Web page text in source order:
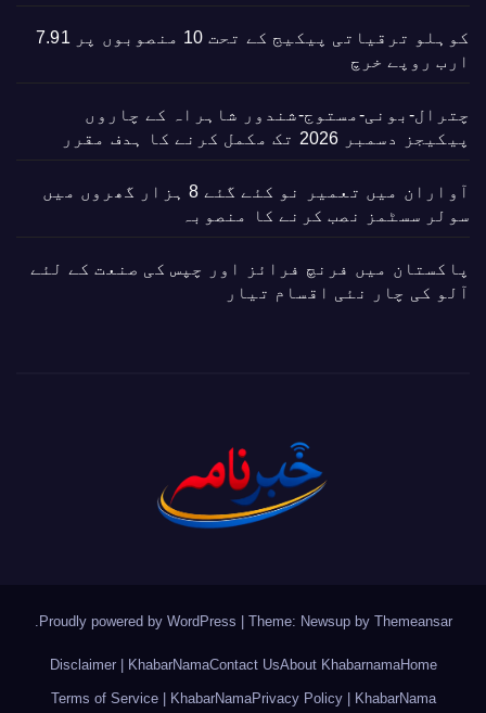
کوہلو ترقیاتی پیکیج کے تحت 10 منصوبوں پر 7.91
ارب روپے خرچ
چترال-بونی-مستوج-شندور شاہراہ کے چاروں
پیکیجز دسمبر 2026 تک مکمل کرنے کا ہدف مقرر
آواران میں تعمیر نو کئے گئے 8 ہزار گھروں میں
سولر سسٹمز نصب کرنے کا منصوبہ
پاکستان میں فرنچ فرائز اور چپس کی صنعت کے لئے
آلو کی چار نئی اقسام تیار
Proudly powered by WordPress Theme: Newsup by Themeansar
Home
About Khabarnama
Contact Us
Disclaimer | KhabarNama
Privacy Policy | KhabarNama
Terms of Service | KhabarNama